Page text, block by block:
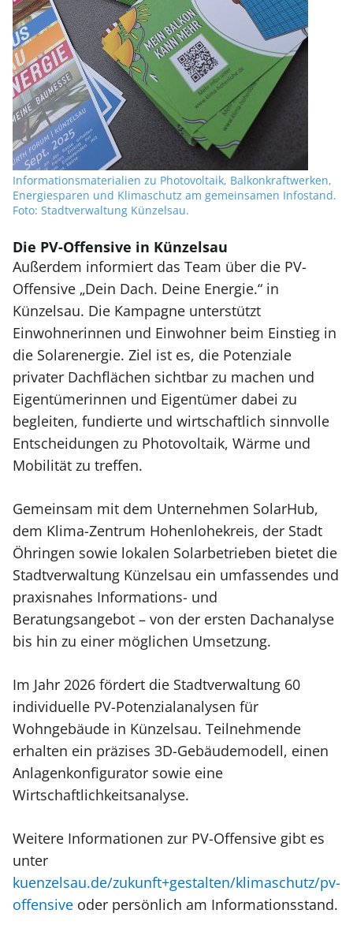
Informationsmaterialien zu Photovoltaik, Balkonkraftwerken,
Energiesparen und Klimaschutz am gemeinsamen Infostand.
Foto: Stadtverwaltung Künzelsau.
Die PV-Offensive in Künzelsau
Außerdem informiert das Team über die PV-
Offensive „Dein Dach. Deine Energie.“ in
Künzelsau. Die Kampagne unterstützt
Einwohnerinnen und Einwohner beim Einstieg in
die Solarenergie. Ziel ist es, die Potenziale
privater Dachflächen sichtbar zu machen und
Eigentümerinnen und Eigentümer dabei zu
begleiten, fundierte und wirtschaftlich sinnvolle
Entscheidungen zu Photovoltaik, Wärme und
Mobilität zu treffen.
Gemeinsam mit dem Unternehmen SolarHub,
dem Klima-Zentrum Hohenlohekreis, der Stadt
Öhringen sowie lokalen Solarbetrieben bietet die
Stadtverwaltung Künzelsau ein umfassendes und
praxisnahes Informations- und
Beratungsangebot – von der ersten Dachanalyse
bis hin zu einer möglichen Umsetzung.
Im Jahr 2026 fördert die Stadtverwaltung 60
individuelle PV-Potenzialanalysen für
Wohngebäude in Künzelsau. Teilnehmende
erhalten ein präzises 3D-Gebäudemodell, einen
Anlagenkonfigurator sowie eine
Wirtschaftlichkeitsanalyse.
Weitere Informationen zur PV-Offensive gibt es
unter
kuenzelsau.de/zukunft+gestalten/klimaschutz/pv-
offensive oder persönlich am Informationsstand.